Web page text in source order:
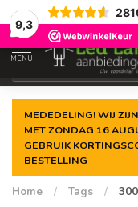
9,3
Gegarandeerde de
MENU
MEDEDELING! WIJ
MET ZONDAG 16
GEBRUIK
BESTELLING
Home / Tags /